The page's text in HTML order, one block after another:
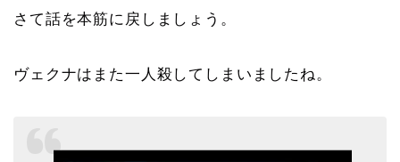
さて話を本筋に戻しましょう。
ヴェクナはまた一人殺してしまいましたね。